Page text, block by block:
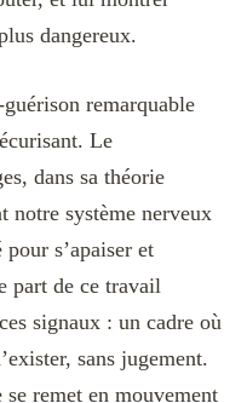
dangereux.
remarquable
Le
dans sa théorie
notre système nerveux
s’apaiser et
part de ce travail
signaux : un cadre où
sans jugement.
remet en mouvement